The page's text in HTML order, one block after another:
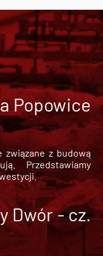
Popowice
związane z budową
Przedstawiamy
Dwór - cz.